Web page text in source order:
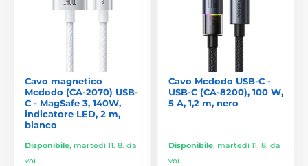
Cavo magnetico
Mcdodo (CA-2070) USB-
C - MagSafe 3, 140W,
indicatore LED, 2 m,
bianco
Disponibile, martedì 11. 8. da
voi
Cavo Mcdodo USB-C -
USB-C (CA-8200), 100 W,
5 A, 1,2 m, nero
Disponibile, martedì 11. 8. da
voi